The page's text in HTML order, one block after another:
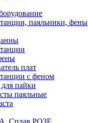
паяльники, фены
плат
с феном
пайки
паяльные
Сплав РОЗЕ